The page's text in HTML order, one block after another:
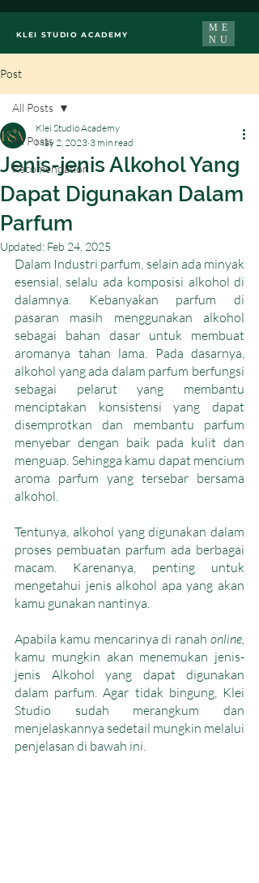
KLEI STUDIO ACADEMY
ME
NU
Post
All Posts
Recomendation
All Posts
Jenis-jenis Alkohol Yang
Dapat Digunakan Dalam
Parfum
Klei Studio Academy
May 2, 2023 3 min read
Updated: Feb 24, 2025
Dalam Industri parfum, selain ada minyak
esensial, selalu ada komposisi alkohol di
dalamnya. Kebanyakan parfum di
pasaran masih menggunakan alkohol
sebagai bahan dasar untuk membuat
aromanya tahan lama. Pada dasarnya,
alkohol yang ada dalam parfum berfungsi
sebagai pelarut yang membantu
menciptakan konsistensi yang dapat
disemprotkan dan membantu parfum
menyebar dengan baik pada kulit dan
menguap. Sehingga kamu dapat mencium
aroma parfum yang tersebar bersama
alkohol.
Tentunya, alkohol yang digunakan dalam
proses pembuatan parfum ada berbagai
macam. Karenanya, penting untuk
mengetahui jenis alkohol apa yang akan
kamu gunakan nantinya.
Apabila kamu mencarinya di ranah
kamu mungkin akan menemukan jenis-
jenis Alkohol yang dapat digunakan
dalam parfum. Agar tidak bingung, Klei
Studio sudah merangkum dan
menjelaskannya sedetail mungkin melalui
penjelasan di bawah ini.